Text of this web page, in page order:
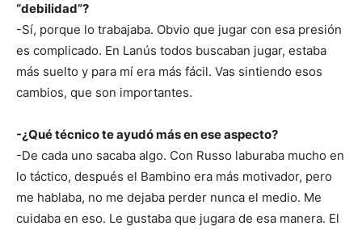
“debilidad”?
-Sí, porque lo trabajaba. Obvio que jugar con esa presión
es complicado. En Lanús todos buscaban jugar, estaba
más suelto y para mí era más fácil. Vas sintiendo esos
cambios, que son importantes.
-¿Qué técnico te ayudó más en ese aspecto?
-De cada uno sacaba algo. Con Russo laburaba mucho en
lo táctico, después el Bambino era más motivador, pero
me hablaba, no me dejaba perder nunca el medio. Me
cuidaba en eso. Le gustaba que jugara de esa manera. El